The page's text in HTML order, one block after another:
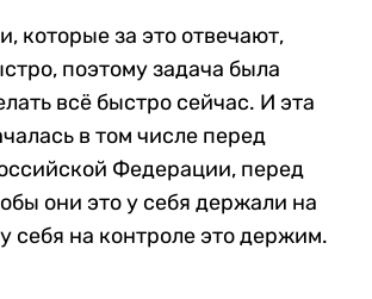
которые за это отвечают,
поэтому задача была
всё быстро сейчас. И эта
в том числе перед
Федерации, перед
они это у себя держали на
себя на контроле это держим.